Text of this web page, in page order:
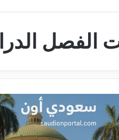
الفصل